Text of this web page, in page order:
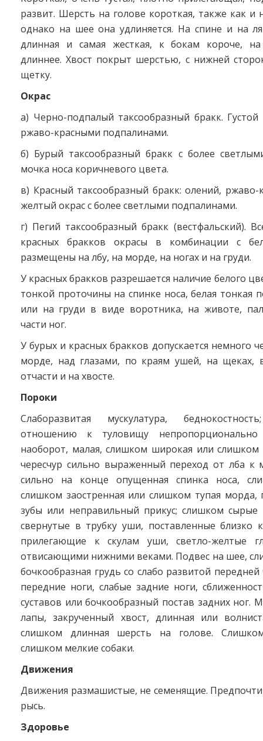
развит. Шерсть на голове короткая, также как и
однако на шее она удлиняется. На спине и на
длинная и самая жесткая, к бокам короче,
длиннее. Хвост покрыт шерстью, с нижней
щетку.
Окрас
а) Черно-подпалый таксообразный бракк.
ржаво-красными подпалинами.
б) Бурый таксообразный бракк с более
мочка носа коричневого цвета.
в) Красный таксообразный бракк: олений,
желтый окрас с более светлыми подпалинами.
г) Пегий таксообразный бракк (вестфальский).
красных бракков окрасы в комбинации с
размещены на лбу, на морде, на ногах и на груди.
У красных бракков разрешается наличие белого
тонкой проточины на спинке носа, белая тонкая
или на груди в виде воротника, на животе,
части ног.
У бурых и красных бракков допускается немного
морде, над глазами, по краям ушей, на щеках,
отчасти и на хвосте.
Пороки
Слаборазвитая мускулатура,
отношению к туловищу
наоборот, малая, слишком широкая или слишком
чересчур сильно выраженный переход от лба к
сильно на конце опущенная спинка носа,
слишком заостренная или слишком тупая морда,
зубы или неправильный прикус; слишком сырые
свернутые в трубку уши, поставленные близко
прилегающие к скулам уши, светло-желтые
отвисающими нижними веками. Подвес на шее,
бочкообразная грудь со слабо развитой
передние ноги, слабые задние ноги,
суставов или бочкообразный постав задних ног.
лапы, закрученный хвост, длинная или
слишком длинная шерсть на голове.
слишком мелкие собаки.
Движения
Движения размашистые, не семенящие.
рысь.
Здоровье